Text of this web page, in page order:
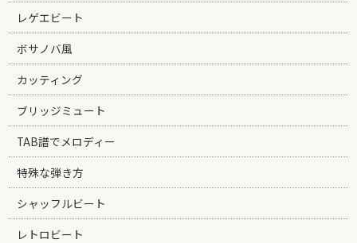
レゲエビート
ボサノバ風
カッティング
ブリッジミュート
TAB譜でメロディー
特殊な弾き方
シャッフルビート
レトロビート